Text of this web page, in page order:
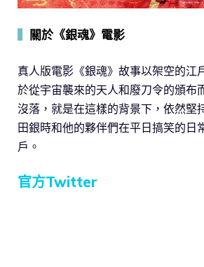
關於《銀魂》電影
真人版電影《銀魂》故事以架空的江
於從宇宙襲來的天人和廢刀令的頒布
沒落，就是在這樣的背景下，依然堅
田銀時和他的夥伴們在平日搞笑的日
戶。
官方Twitter